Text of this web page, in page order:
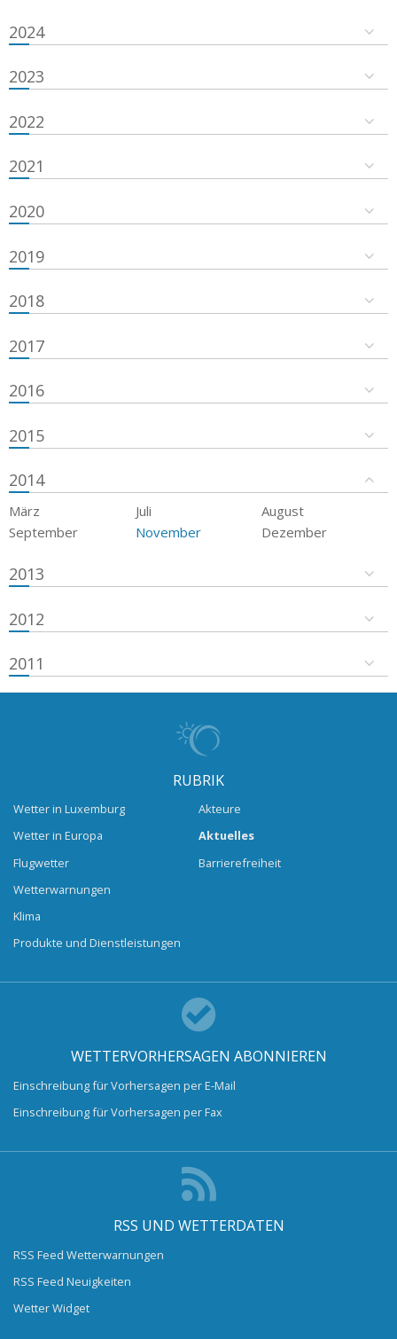
2024
2023
2022
2021
2020
2019
2018
2017
2016
2015
2014
März Juli
August
September
November Dezember
2013
2012
2011
RUBRIK
Wetter in Luxemburg
Wetter in Europa
Flugwetter
Wetterwarnungen
Klima
Produkte und Dienstleistungen
Akteure
Aktuelles
Barrierefreiheit
WETTERVORHERSAGEN ABONNIEREN
Einschreibung für Vorhersagen per E-Mail
Einschreibung für Vorhersagen per Fax
RSS UND WETTERDATEN
RSS Feed Wetterwarnungen
RSS Feed Neuigkeiten
Wetter Widget